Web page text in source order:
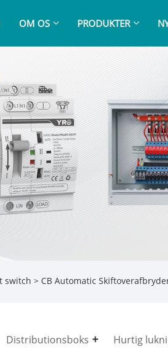
OM OS PRODUKTER
switch > CB Automatic
Distributionsboks Hurtig